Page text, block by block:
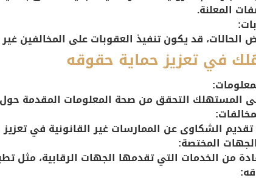
المعلنة.
قد يكون تنفيذ العقوبات على المخالفين
في تعزيز حماية حقوقه
المستهلك التحقق من صحة المعلومات المقدمة حول
الشكاوى عن الممارسات غير القانونية في تعزيز
المختصة:
من الخدمات التي تقدمها الجهات الرقابية، مثل